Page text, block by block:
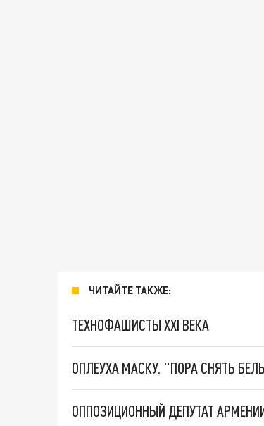
ЧИТАЙТЕ ТАКЖЕ:
ТЕХНОФАШИСТЫ XXI ВЕКА
ОПЛЕУХА МАСКУ. "ПОРА СНЯТЬ